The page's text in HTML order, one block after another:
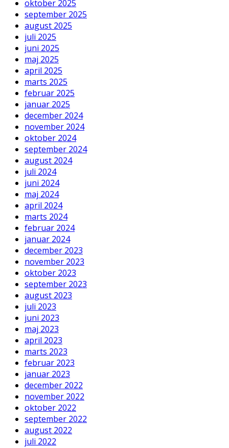
oktober 2025
september 2025
august 2025
juli 2025
juni 2025
maj 2025
april 2025
marts 2025
februar 2025
januar 2025
december 2024
november 2024
oktober 2024
september 2024
august 2024
juli 2024
juni 2024
maj 2024
april 2024
marts 2024
februar 2024
januar 2024
december 2023
november 2023
oktober 2023
september 2023
august 2023
juli 2023
juni 2023
maj 2023
april 2023
marts 2023
februar 2023
januar 2023
december 2022
november 2022
oktober 2022
september 2022
august 2022
juli 2022